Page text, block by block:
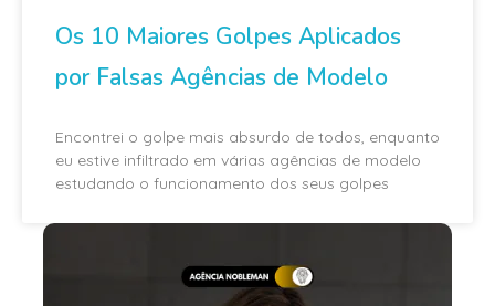
Os 10 Maiores Golpes Aplicados
por Falsas Agências de Modelo
Encontrei o golpe mais absurdo de todos, enquanto
eu estive infiltrado em várias agências de modelo
estudando o funcionamento dos seus golpes